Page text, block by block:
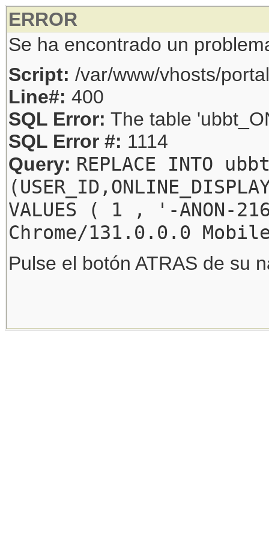
ERROR
Se ha encontrado un
Script: /var/www/vhosts/
Line#: 400
SQL Error: The table
SQL Error #: 1114
Query: REPLACE INTO
VALUES ( 1 , '-
Chrome/131.0.0.0
Pulse el botón ATRAS de su